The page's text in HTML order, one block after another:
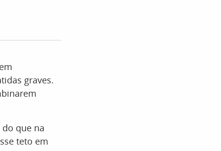
graves.
que na
teto em